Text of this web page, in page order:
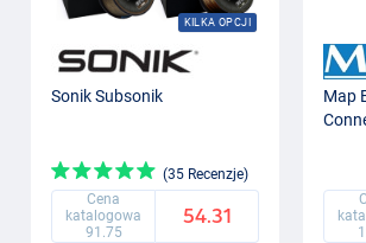
KILKA OPCJI
Sonik Subsonik
(35 Recenzje)
Cena
katalogowa
91.75
54.31
Map